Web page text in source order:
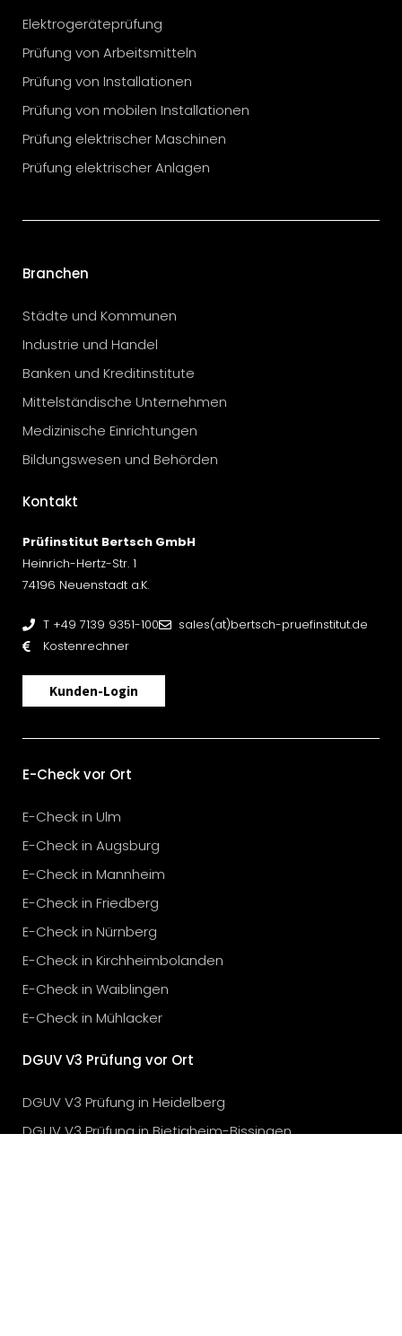
Elektrogeräteprüfung
Prüfung von Arbeitsmitteln
Prüfung von Installationen
Prüfung von mobilen Installationen
Prüfung elektrischer Maschinen
Prüfung elektrischer Anlagen
Branchen
Städte und Kommunen
Industrie und Handel
Banken und Kreditinstitute
Mittelständische Unternehmen
Medizinische Einrichtungen
Bildungswesen und Behörden
Kontakt
Prüfinstitut Bertsch GmbH
Heinrich-Hertz-Str. 1
74196 Neuenstadt a.K.
T +49 7139 9351-100
sales(at)bertsch-pruefinstitut.de
Kostenrechner
Kunden-Login
E-Check vor Ort
E-Check in Ulm
E-Check in Augsburg
E-Check in Mannheim
E-Check in Friedberg
E-Check in Nürnberg
E-Check in Kirchheimbolanden
E-Check in Waiblingen
E-Check in Mühlacker
DGUV V3 Prüfung vor Ort
DGUV V3 Prüfung in Heidelberg
DGUV V3 Prüfung in Bietigheim-Bissingen